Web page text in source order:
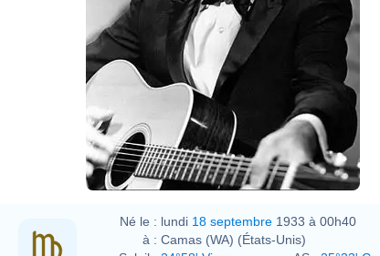
Né le : lundi 18 septembre 1933 à 00h40
à : Camas (WA) (États-Unis)